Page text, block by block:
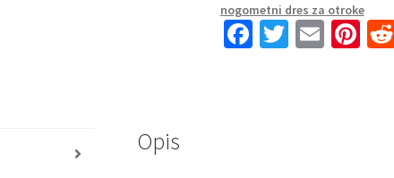
nogometni dres za otroke
Fa T E Pi
Opis